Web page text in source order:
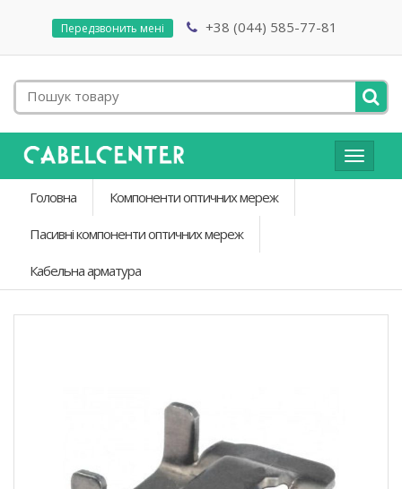
Передзвонить мені +38 (044) 585-77-81
Toggle
Головна
Компоненти оптичних мереж
Пасивні компоненти оптичних мереж
Кабельна арматура